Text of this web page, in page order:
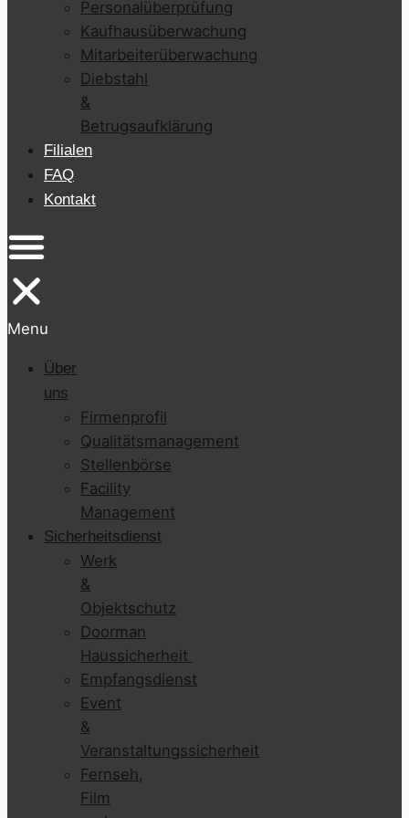
Personalüberprüfung
Kaufhausüberwachung
Mitarbeiterüberwachung
Diebstahl
&
Betrugsaufklärung
Filialen
FAQ
Kontakt
Menu
Über
uns
Firmenprofil
Qualitätsmanagement
Stellenbörse
Facility
Management
Sicherheitsdienst
Werk
&
Objektschutz
Doorman
Haussicherheit
Empfangsdienst
Event
&
Veranstaltungssicherheit
Fernseh,
Film